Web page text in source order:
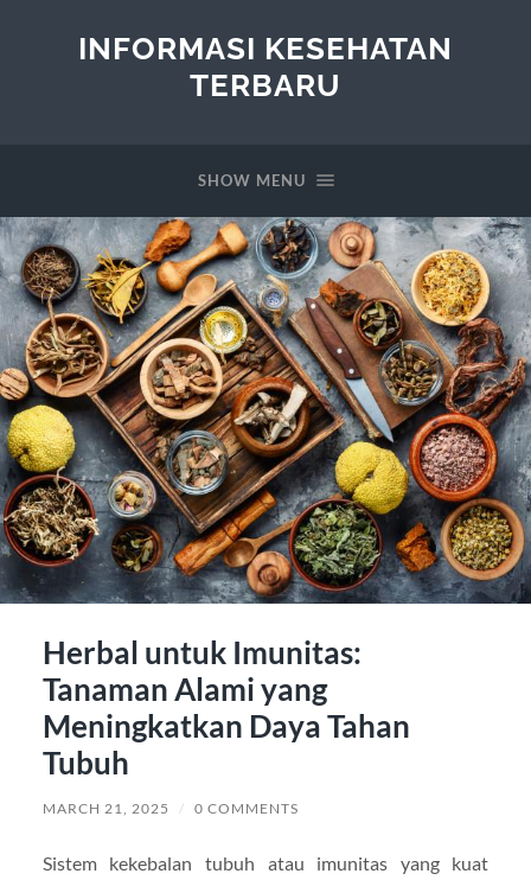
INFORMASI KESEHATAN
TERBARU
SHOW MENU
Herbal untuk Imunitas:
Tanaman Alami yang
Meningkatkan Daya Tahan
Tubuh
MARCH 21, 2025 / 0 COMMENTS
Sistem kekebalan tubuh atau imunitas yang kuat